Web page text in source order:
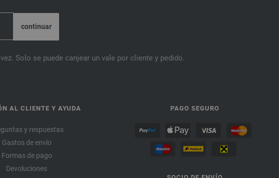
Solo se puede canjear un vale por cliente y pedido.
AL CLIENTE Y AYUDA
y respuestas
Gastos de envío
Formas de pago
Devoluciones
PAGO SEGURO